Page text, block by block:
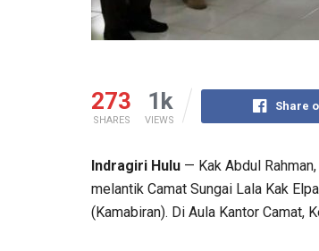
273
SHARES
1k
VIEWS
Share
Indragiri Hulu — Kak Abdul
melantik Camat Sungai Lala Kak
(Kamabiran). Di Aula Kantor Camat,